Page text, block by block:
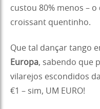
custou 80% menos –
croissant quentinho.
Que tal dançar tango
Europa, sabendo que
vilarejos escondidos
€1 – sim, UM EURO!